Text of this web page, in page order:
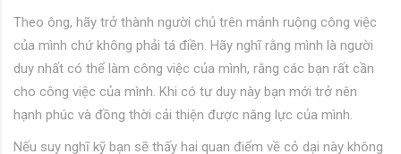
Theo ông, hãy trở thành người chủ trên mảnh ruộng công việc
của mình chứ không phải tá điền. Hãy nghĩ rằng mình là người
duy nhất có thể làm công việc của mình, rằng các bạn rất cần
cho công việc của mình. Khi có tư duy này bạn mới trở nên
hạnh phúc và đồng thời cải thiện được năng lực của mình.
Nếu suy nghĩ kỹ bạn sẽ thấy hai quan điểm về cỏ dại này không